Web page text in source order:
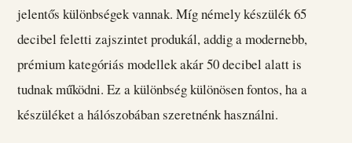
jelentős különbségek vannak. Míg némely készülék 65
decibel feletti zajszintet produkál, addig a modernebb,
prémium kategóriás modellek akár 50 decibel alatt is
tudnak működni. Ez a különbség különösen fontos, ha a
készüléket a hálószobában szeretnénk használni.